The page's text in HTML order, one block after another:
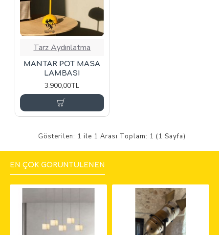
Tarz Aydınlatma
MANTAR POT MASA
LAMBASI
3.900,00TL
Gösterilen: 1 ile 1 Arası Toplam: 1 (1 Sayfa)
EN ÇOK GÖRÜNTÜLENEN